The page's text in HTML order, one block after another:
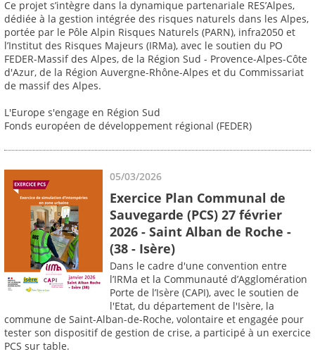
Ce projet s’intègre dans la dynamique partenariale RES’Alpes,
dédiée à la gestion intégrée des risques naturels dans les Alpes,
portée par le Pôle Alpin Risques Naturels (PARN), infra2050 et
l’Institut des Risques Majeurs (IRMa), avec le soutien du PO
FEDER-Massif des Alpes, de la Région Sud - Provence-Alpes-Côte
d'Azur, de la Région Auvergne-Rhône-Alpes et du Commissariat
de massif des Alpes.
L'Europe s'engage en Région Sud
Fonds européen de développement régional (FEDER)
05/03/2026
Exercice Plan Communal de
Sauvegarde (PCS) 27 février
2026 - Saint Alban de Roche -
(38 - Isère)
Dans le cadre d'une convention entre
l’IRMa et la Communauté d’Agglomération
Porte de l’Isère (CAPI), avec le soutien de
l'Etat, du département de l'Isère, la
commune de Saint-Alban-de-Roche, volontaire et engagée pour
tester son dispositif de gestion de crise, a participé à un exercice
PCS sur table.